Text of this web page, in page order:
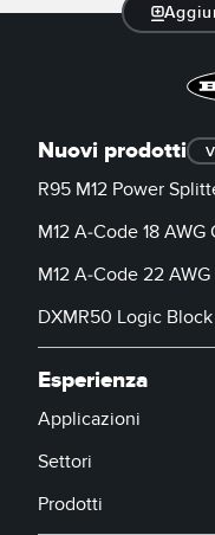
Nuovi prodotti
R95 M12 Power
M12 A-Code 18 AWG
M12 A-Code 22
DXMR50 Logic Block
Esperienza
Applicazioni
Settori
Prodotti